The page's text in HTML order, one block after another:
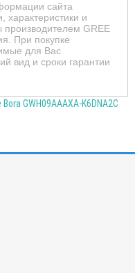
сайта
характеристики и
GREE
При покупке
для Вас
вид и сроки гарантии
GWH09AAAXA-K6DNA2C